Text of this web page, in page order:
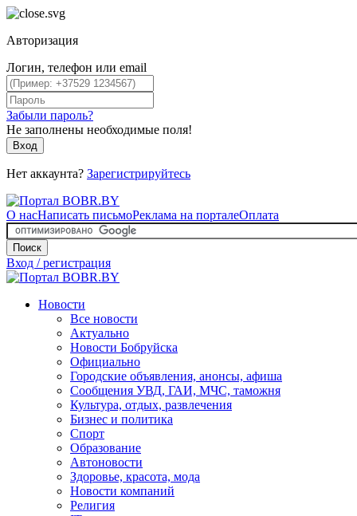
Авторизация
Логин, телефон или email
Забыли пароль?
Не заполнены необходимые поля!
Вход
Нет аккаунта? Зарегистрируйтесь
О насНаписать письмоРеклама на порталеОплата
Поиск
Вход / регистрация
Новости
Все новости
Актуально
Новости Бобруйска
Официально
Городские объявления, анонсы, афиша
Сообщения УВД, ГАИ, МЧС, таможня
Культура, отдых, развлечения
Бизнес и политика
Спорт
Образование
Автоновости
Здоровье, красота, мода
Новости компаний
Религия